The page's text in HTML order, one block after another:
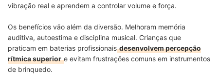
vibração real e aprendem a controlar volume e força.
Os benefícios vão além da diversão. Melhoram memória
auditiva, autoestima e disciplina musical. Crianças que
praticam em baterias profissionaisdesenvolvem percepção
rítmica superiore evitam frustrações comuns em instrumentos
de brinquedo.